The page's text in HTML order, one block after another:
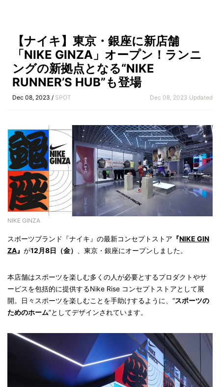
【ナイキ】東京・銀座に新店舗
「NIKE GINZA」オープン！ランニ
ングの新拠点となる“NIKE
RUNNER’S HUB”も登場
Dec 08, 2023 / SPOT Dec 08, 2023 Updated
NIKE GINZA
スポーツブランド『ナイキ』の最新コンセプトストア 『NIKE GIN
ZA』 が12月8日（金） 、東京・銀座にオープンしました。
本店舗はスポーツを楽しむ多くの人が必要とするプロダクトやサ
ービスを包括的に提供するNike Rise コンセプトストアとして展
開。日々スポーツを楽しむことを手助けするように、“スポーツの
ためのホーム”としてデザインされています。